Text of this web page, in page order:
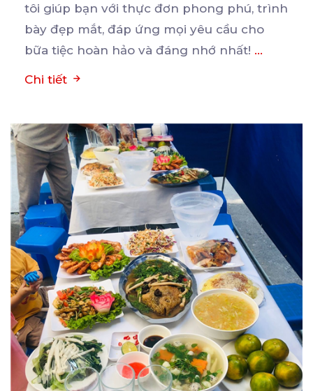
tôi giúp bạn với thực đơn phong phú, trình
bày đẹp mắt, đáp ứng mọi yêu cầu cho
bữa tiệc hoàn hảo và đáng nhớ nhất! ...
Chi tiết